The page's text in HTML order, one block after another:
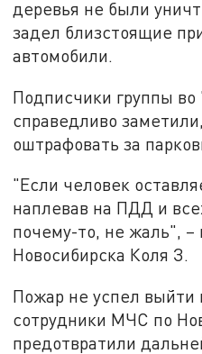
деревья не были
задел близстоящие
автомобили.
Подписчики группы
справедливо
оштрафовать за
"Если человек
наплевав на ПДД и
почему-то, не жаль",
Новосибирска Коля З.
Пожар не успел выйти
сотрудники МЧС по
предотвратили